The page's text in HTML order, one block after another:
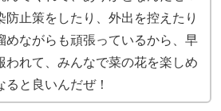
防止策をしたり、外出を控えたり
めながらも頑張っているから、早
われて、みんなで菜の花を楽しめ
ると良いんだぜ！